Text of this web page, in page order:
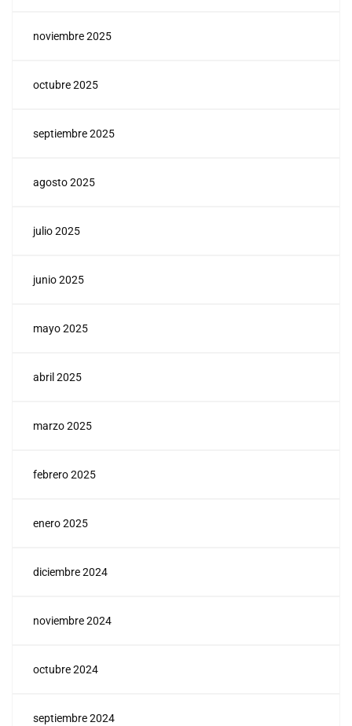
noviembre 2025
octubre 2025
septiembre 2025
agosto 2025
julio 2025
junio 2025
mayo 2025
abril 2025
marzo 2025
febrero 2025
enero 2025
diciembre 2024
noviembre 2024
octubre 2024
septiembre 2024